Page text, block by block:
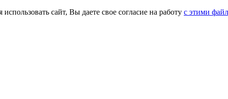
сайт, Вы даете свое согласие на работу с этими